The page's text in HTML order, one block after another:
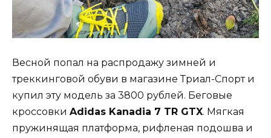
Весной попал на распродажу зимней и
треккинговой обуви в магазине Триал-Спорт и
купил эту модель за 3800 рублей. Беговые
кроссовки Adidas Kanadia 7 TR GTX. Мягкая
пружинящая платформа, рифленая подошва и